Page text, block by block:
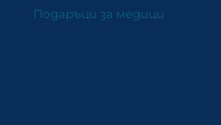
Подаръци за медици